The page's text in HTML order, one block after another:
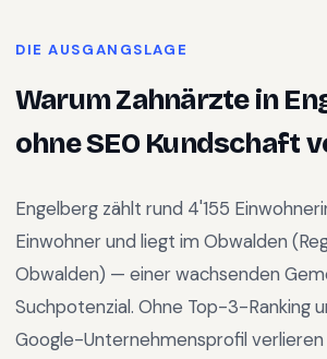
DIE AUSGANGSLAGE
WarumZahnärztein
ohne SEO Kundschaft
Engelberg zählt rund 4'155
Einwohner und liegt im Obwalden
Obwalden) — einer wachsenden
Suchpotenzial. Ohne Top-3-Ranking
Google-Unternehmensprofil verlieren